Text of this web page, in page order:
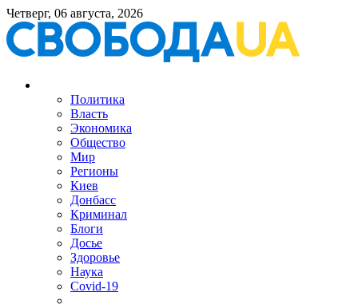
Четверг, 06 августа, 2026
Политика
Власть
Экономика
Общество
Мир
Регионы
Киев
Донбасс
Криминал
Блоги
Досье
Здоровье
Наука
Covid-19